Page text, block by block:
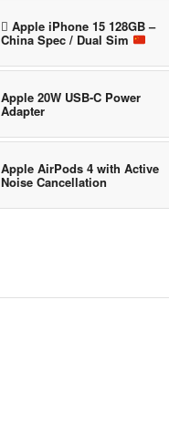
 Apple iPhone 15 128GB –
China Spec / Dual Sim
Apple 20W USB-C Power
Adapter
Apple AirPods 4 with Active
Noise Cancellation